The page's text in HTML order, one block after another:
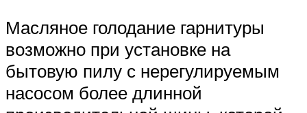
Масляное голодание гарнитуры
возможно при установке на
бытовую пилу с нерегулируемым
насосом более длинной